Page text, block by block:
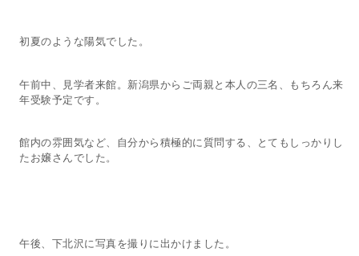
初夏のような陽気でした。
午前中、見学者来館。新潟県からご両親と本人の三名、もちろん来
年受験予定です。
館内の雰囲気など、自分から積極的に質問する、とてもしっかりし
たお嬢さんでした。
午後、下北沢に写真を撮りに出かけました。